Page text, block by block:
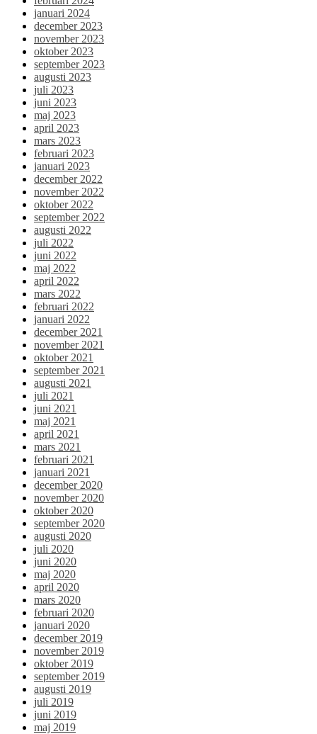
januari 2024
december 2023
november 2023
oktober 2023
september 2023
augusti 2023
juli 2023
juni 2023
maj 2023
april 2023
mars 2023
februari 2023
januari 2023
december 2022
november 2022
oktober 2022
september 2022
augusti 2022
juli 2022
juni 2022
maj 2022
april 2022
mars 2022
februari 2022
januari 2022
december 2021
november 2021
oktober 2021
september 2021
augusti 2021
juli 2021
juni 2021
maj 2021
april 2021
mars 2021
februari 2021
januari 2021
december 2020
november 2020
oktober 2020
september 2020
augusti 2020
juli 2020
juni 2020
maj 2020
april 2020
mars 2020
februari 2020
januari 2020
december 2019
november 2019
oktober 2019
september 2019
augusti 2019
juli 2019
juni 2019
maj 2019